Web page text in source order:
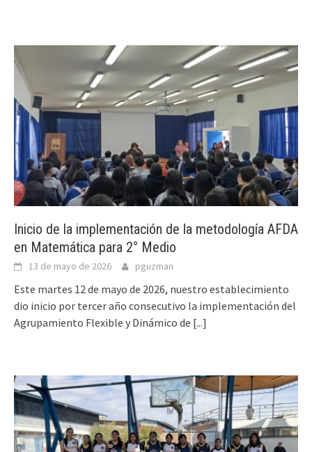
Inicio de la implementación de la metodología AFDA
en Matemática para 2° Medio
13 de mayo de 2026 pguzman
Este martes 12 de mayo de 2026, nuestro establecimiento
dio inicio por tercer año consecutivo la implementación del
Agrupamiento Flexible y Dinámico de [...]